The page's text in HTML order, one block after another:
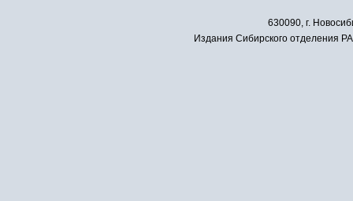
630090, г.
Издания Сибирского отделения